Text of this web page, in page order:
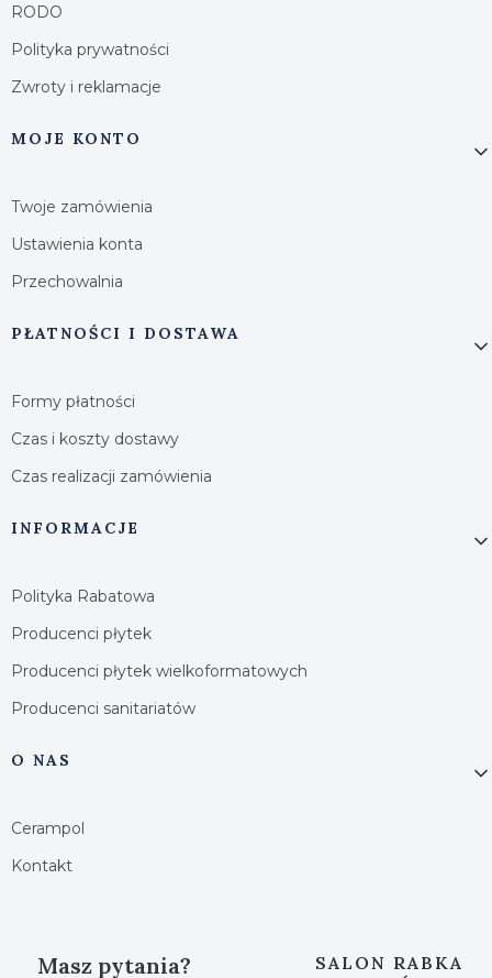
RODO
Polityka prywatności
Zwroty i reklamacje
MOJE KONTO
Twoje zamówienia
Ustawienia konta
Przechowalnia
PŁATNOŚCI I DOSTAWA
Formy płatności
Czas i koszty dostawy
Czas realizacji zamówienia
INFORMACJE
Polityka Rabatowa
Producenci płytek
Producenci płytek wielkoformatowych
Producenci sanitariatów
O NAS
Cerampol
Kontakt
Masz pytania?
SALON RABKA